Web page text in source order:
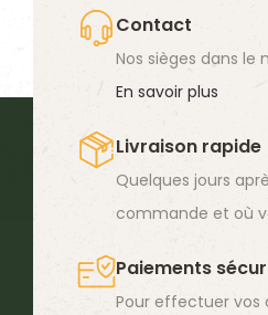
à-dire les minéraux contenus
l’aliment. On les appelle
partie restante si l’aliment
Contact
Nos sièges dans le
En savoir plus
Livraison rapide
Quelques jours
commande et où
Paiements
Pour effectuer vos